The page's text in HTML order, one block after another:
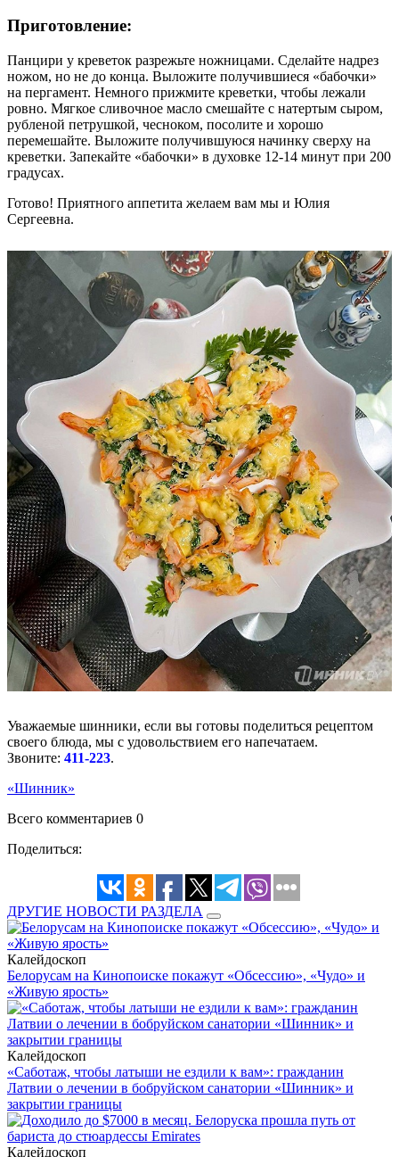
Приготовление:
Панцири у креветок разрежьте ножницами. Сделайте надрез
ножом, но не до конца. Выложите получившиеся «бабочки»
на пергамент. Немного прижмите креветки, чтобы лежали
ровно. Мягкое сливочное масло смешайте с натертым сыром,
рубленой петрушкой, чесноком, посолите и хорошо
перемешайте. Выложите получившуюся начинку сверху на
креветки. Запекайте «бабочки» в духовке 12-14 минут при 200
градусах.
Готово! Приятного аппетита желаем вам мы и Юлия
Сергеевна.
Уважаемые шинники, если вы готовы поделиться рецептом
своего блюда, мы с удовольствием его напечатаем.
Звоните: 411-223.
«Шинник»
Всего комментариев 0
Поделиться:
ДРУГИЕ НОВОСТИ РАЗДЕЛА
Калейдоскоп
Белорусам на Кинопоиске покажут «Обсессию», «Чудо» и
«Живую ярость»
Калейдоскоп
«Саботаж, чтобы латыши не ездили к вам»: гражданин
Латвии о лечении в бобруйском санатории «Шинник» и
закрытии границы
Калейдоскоп